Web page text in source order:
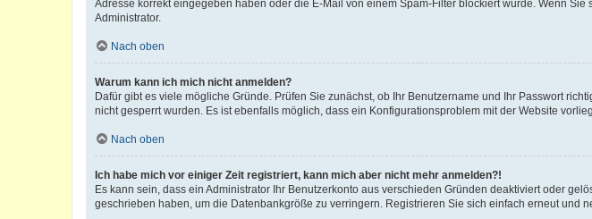
Adresse korrekt eingegeben haben oder die E-Mail von einem Spam-Filter blockiert wurde. Wenn
Administrator.
Nach oben
Warum kann ich mich nicht anmelden?
Dafür gibt es viele mögliche Gründe. Prüfen Sie zunächst, ob Ihr Benutzername und Ihr Passwort
nicht gesperrt wurden. Es ist ebenfalls möglich, dass ein Konfigurationsproblem mit der Website
Nach oben
Ich habe mich vor einiger Zeit registriert, kann mich aber nicht mehr anmelden?!
Es kann sein, dass ein Administrator Ihr Benutzerkonto aus verschieden Gründen deaktiviert oder
geschrieben haben, um die Datenbankgröße zu verringern. Registrieren Sie sich einfach erneut und